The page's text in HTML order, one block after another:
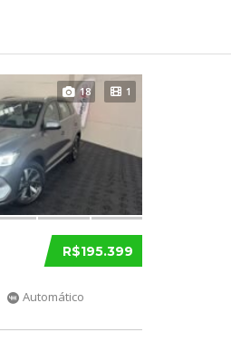
18 1
R$195.399
Automático